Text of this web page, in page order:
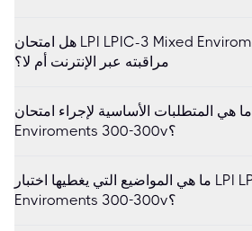
هل امتحان LPI LPIC-3 Mixed Enviroments 300-300v يتم
مراقبته عبر الإنترنت أم لا؟
ما هي المتطلبات الأساسية لإجراء امتحان LPI LPIC-3 Mixed
Enviroments 300-300v؟
ما هي المواضيع التي يغطيها اختبار LPI LPIC-3 Mixed
Enviroments 300-300v؟